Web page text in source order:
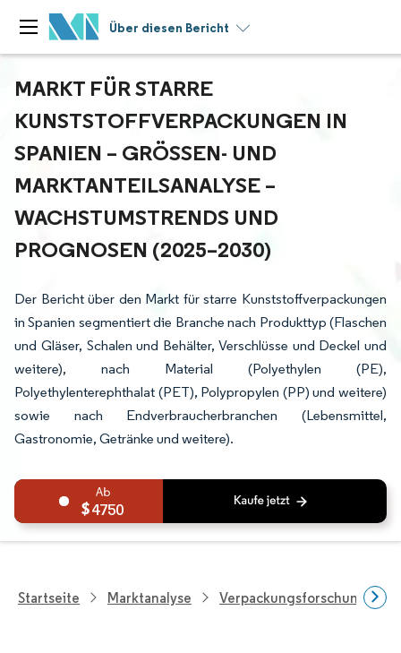
Über diesen Bericht
MARKT FÜR STARRE
KUNSTSTOFFVERPACKUNGEN IN
SPANIEN – GRÖSSEN- UND M
ARKTANTEILSANALYSE – W
ACHSTUMSTRENDS UND P
ROGNOSEN (2025–2030)
Der Bericht über den Markt für starre Kunststoffverpackungen
in Spanien segmentiert die Branche nach Produkttyp (Flaschen
und Gläser, Schalen und Behälter, Verschlüsse und Deckel und
weitere), nach Material (Polyethylen (PE),
Polyethylenterephthalat (PET), Polypropylen (PP) und weitere)
sowie nach Endverbraucherbranchen (Lebensmittel,
Gastronomie, Getränke und weitere).
4750
Startseite Marktanalyse Verpackungsforschung